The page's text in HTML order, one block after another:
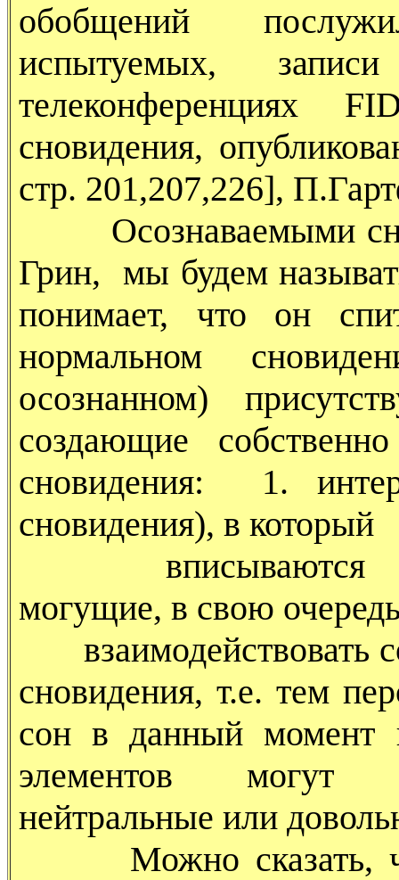
обобщений
испытуемых,
сновидения,
стр. 201,207,226],
Осознаваемыми
Грин, мы будем
понимает, что он
нормальном
осознанном)
создающие
сновидения: 1.
сновидения), в который
вписываются 2.
могущие, в свою
взаимодействовать
сновидения, т.е. тем
сон в данный момент
элементов могут
нейтральные или
Можно сказать,